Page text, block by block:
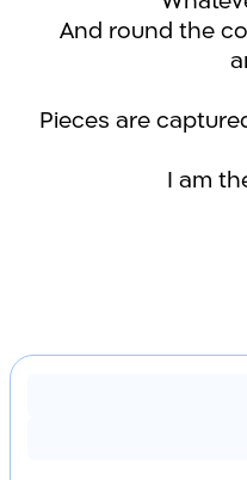
And round the
Pieces are
I am